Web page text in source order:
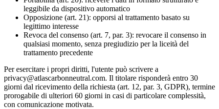
leggibile da dispositivo automatico
Opposizione (art. 21): opporsi al trattamento basato su
legittimo interesse
Revoca del consenso (art. 7, par. 3): revocare il consenso in
qualsiasi momento, senza pregiudizio per la liceità del
trattamento precedente
Per esercitare i propri diritti, l'utente può scrivere a
privacy@atlascarbonneutral.com. Il titolare risponderà entro 30
giorni dal ricevimento della richiesta (art. 12, par. 3, GDPR), termine
prorogabile di ulteriori 60 giorni in casi di particolare complessità,
con comunicazione motivata.